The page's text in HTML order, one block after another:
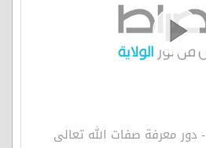
مصباح الهداية 283 - دور معرفة صفات الله تعالى